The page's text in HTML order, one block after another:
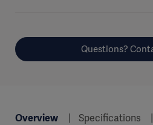
Questions?
Overview Specifications